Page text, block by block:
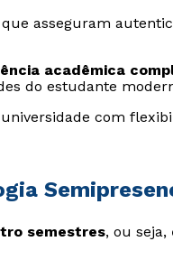
que asseguram
acadêmica
do estudante
com
semestres, ou seja,